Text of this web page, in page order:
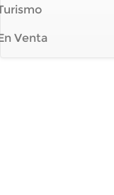
Venta